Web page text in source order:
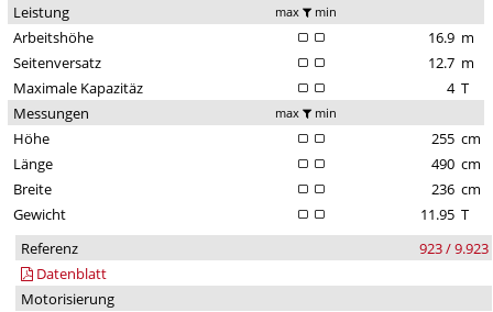
Leistung max min
Arbeitshöhe 16.9 m
Seitenversatz
12.7 m
Maximale Kapazitäz
4 T
Messungen
max min
Höhe 255 cm
Länge
490 cm
Breite
236 cm
Gewicht
11.95 T
Referenz
923 / 9.923
Datenblatt
Motorisierung